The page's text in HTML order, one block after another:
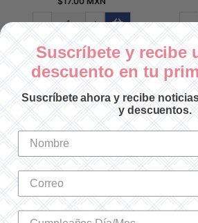
- + -
HILO MOULINÉ SPÉCIAL 3813
Cantidad utilizada: 1
SKU: 1173813
$17.00 MXN
HILO
Suscríbete y recibe
descuento en tu
Suscríbete ahora y recibe
y descuentos.